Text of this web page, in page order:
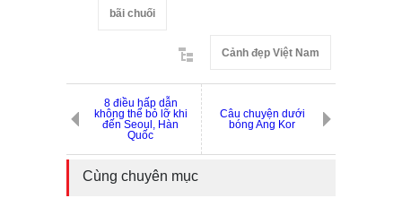
bãi chuối
Cảnh đẹp Việt Nam
8 điều hấp dẫn
không thể bỏ lỡ khi
đến Seoul, Hàn
Quốc
Câu chuyện dưới
bóng Ang Kor
Cùng chuyên mục